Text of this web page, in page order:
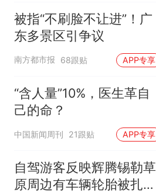
被指“不刷脸不让进”！广
东多景区引争议
南方都市报 68跟贴 APP专享
“含人量”10%，医生革自
己的命？
中国新闻周刊 21跟贴 APP专享
自驾游客反映辉腾锡勒草
原周边有车辆轮胎被扎，